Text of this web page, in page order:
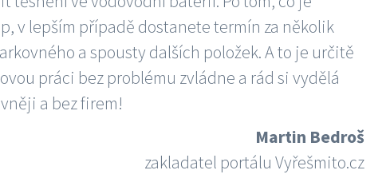
v lepším případě dostanete termín za několik
a spousty dalších položek. A to je určitě
práci bez problému zvládne a rád si vydělá
a bez firem!
Martin Bedroš
zakladatel portálu Vyřešmito.cz